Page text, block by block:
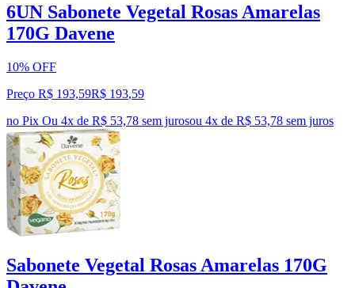
6UN Sabonete Vegetal Rosas Amarelas
170G Davene
10% OFF
Preço R$ 193,59R$ 193,59
no Pix Ou 4x de R$ 53,78 sem jurosou 4x de R$ 53,78 sem juros
Sabonete Vegetal Rosas Amarelas 170G